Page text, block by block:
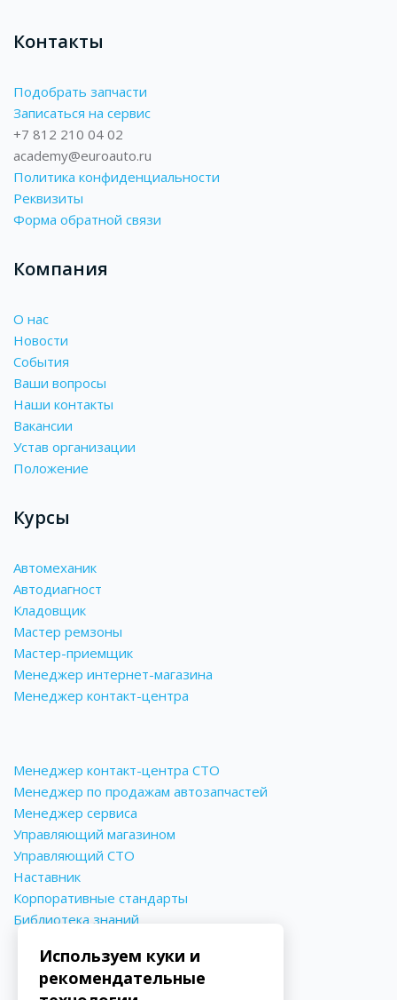
Контакты
Подобрать запчасти
Записаться на сервис
+7 812 210 04 02
academy@euroauto.ru
Политика конфиденциальности
Реквизиты
Форма обратной связи
Компания
О нас
Новости
События
Ваши вопросы
Наши контакты
Вакансии
Устав организации
Положение
Курсы
Автомеханик
Автодиагност
Кладовщик
Мастер ремзоны
Мастер-приемщик
Менеджер интернет-магазина
Менеджер контакт-центра
Менеджер контакт-центра СТО
Менеджер по продажам автозапчастей
Менеджер сервиса
Управляющий магазином
Управляющий СТО
Наставник
Корпоративные стандарты
Библиотека знаний
Используем куки и
рекомендательные